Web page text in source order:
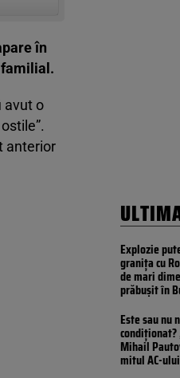
în
avut o
anterior
Explozie
granița cu
de mari
prăbușit în
Este sau nu
Mihail
mitul AC-ului